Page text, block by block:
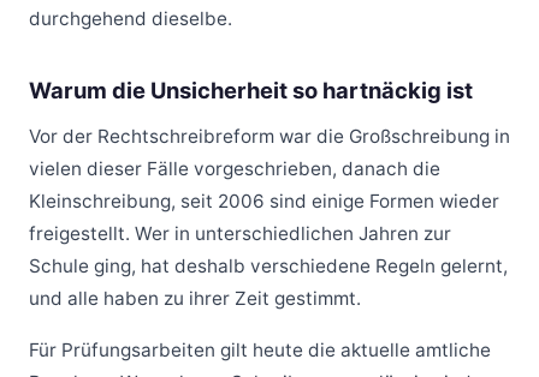
durchgehend dieselbe.
Warum die Unsicherheit so hartnäckig ist
Vor der Rechtschreibreform war die Großschreibung in
vielen dieser Fälle vorgeschrieben, danach die
Kleinschreibung, seit 2006 sind einige Formen wieder
freigestellt. Wer in unterschiedlichen Jahren zur
Schule ging, hat deshalb verschiedene Regeln gelernt,
und alle haben zu ihrer Zeit gestimmt.
Für Prüfungsarbeiten gilt heute die aktuelle amtliche